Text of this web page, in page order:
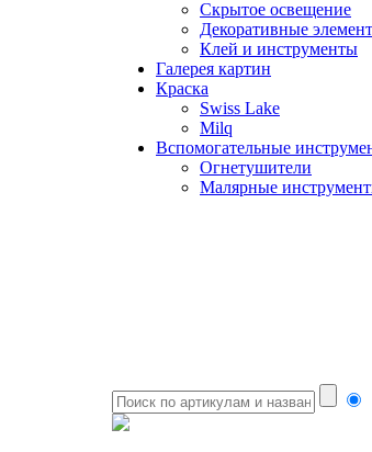
Скрытое освещение
Декоративные
Клей и инструменты
Галерея картин
Краска
Swiss Lake
Milq
Вспомогательные
Огнетушители
Малярные